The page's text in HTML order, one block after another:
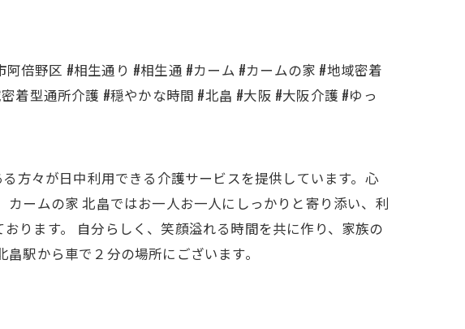
倍野区 #相生通り #相生通 #カーム #カームの家 #地域密着
着型通所介護 #穏やかな時間 #北畠 #大阪 #大阪介護 #ゆっ
方々が日中利用できる介護サービスを提供しています。心
ームの家 北畠ではお一人お一人にしっかりと寄り添い、利
ります。 自分らしく、笑顔溢れる時間を共に作り、家族の
駅から車で２分の場所にございます。